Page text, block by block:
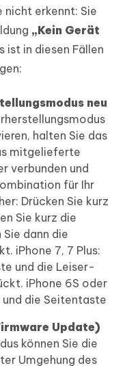
nicht erkennt: Sie
„Kein Gerät
ist in diesen Fällen
neu
halten Sie das
mitgelieferte
verbunden und
für Ihr
Drücken Sie kurz
Sie kurz die
dann die
iPhone 7, 7 Plus:
und die Leiser-
iPhone 6S oder
die Seitentaste
Update)
können Sie die
Umgehung des